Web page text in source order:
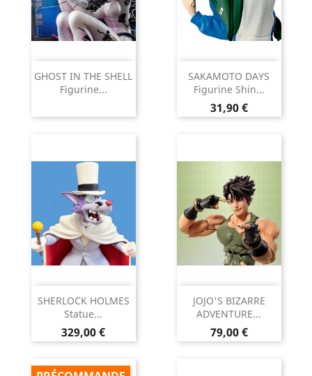
GHOST IN THE SHELL
Figurine...
SAKAMOTO DAYS
Figurine Shin...
Prix
31,90 €
SHERLOCK HOLMES
Statue...
Prix
329,00 €
JOJO'S BIZARRE
ADVENTURE...
Prix
79,00 €